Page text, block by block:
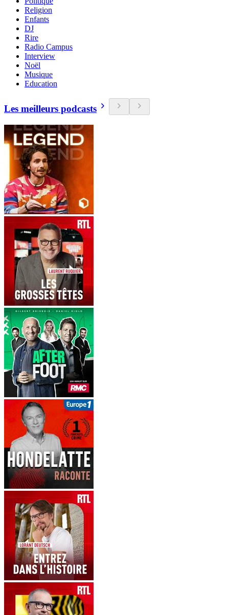
Religion
Enfants
DJ
Rire
Radio Campus
Interview
Noël
Musique
Education
Les meilleurs podcasts